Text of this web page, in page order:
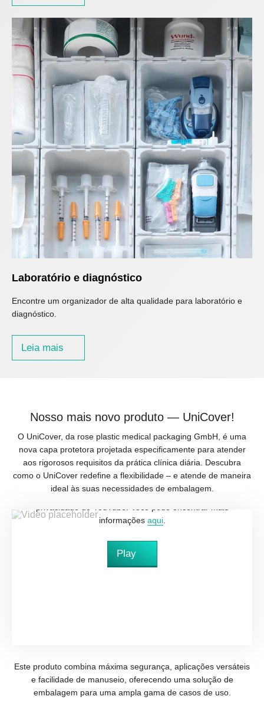
Laboratório e diagnóstico
Encontre um organizador de alta qualidade para laboratório e
diagnóstico.
Leia mais
Nosso mais novo produto — UniCover!
O UniCover, da rose plastic medical packaging GmbH, é uma
nova capa protetora projetada especificamente para atender
aos rigorosos requisitos da prática clínica diária. Descubra
como o UniCover redefine a flexibilidade – e atende de maneira
ideal às suas necessidades de embalagem.
Ao baixar este vídeo, você aceita a política de
informações aqui.
Play
Este produto combina máxima segurança, aplicações versáteis
e facilidade de manuseio, oferecendo uma solução de
embalagem para uma ampla gama de casos de uso.